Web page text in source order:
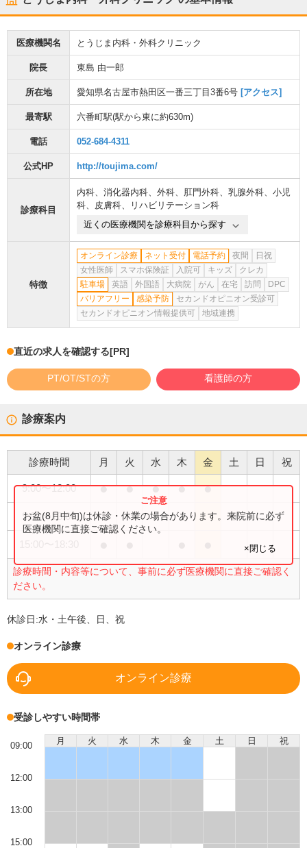
医療機関名 とうじま内科・外科クリニック
院長 東島 由一郎
所在地 愛知県名古屋市熱田区一番三丁目3番6号 [アクセス]
最寄駅 六番町駅(駅から東に約630m)
電話 052-684-4311
公式HP http://toujima.com/
診療科目
内科、 消化器内科、 外科、 肛門外科、 乳腺外科、 小児
科、 皮膚科、
リハビリテーション科
近くの医療機関を診療科目から探す
特徴
オンライン診療 ネット受付 電話予約 夜間
日祝
女性医師
スマホ保険証 入院可 キッズ
クレカ
駐車場
英語 外国語 大病院 がん 在宅 訪問
DPC
バリアフリー
感染予防
セカンドオピニオン受診可
セカンドオピニオン情報提供可
地域連携
直近の求人を確認する[PR]
PT/OT/STの方 看護師の方
診療案内
診療時間 月 火 水 木 金 土 日 祝
9:00〜12:00 ● ● ● ● ●
9:00〜13:00 ●
診療時間・内容等について、事前に必ず医療機関に直接ご確認く
ださい。
お盆(8月中旬)は休診・休業の場合があります。来院前に必ず
医療機関に直接ご確認ください。
×閉じる
休診日:水・土午後、日、祝
オンライン診療
オンライン診療
受診しやすい時間帯
月 火 水 木 金 土 日 祝
09:00
12:00
13:00
15:00